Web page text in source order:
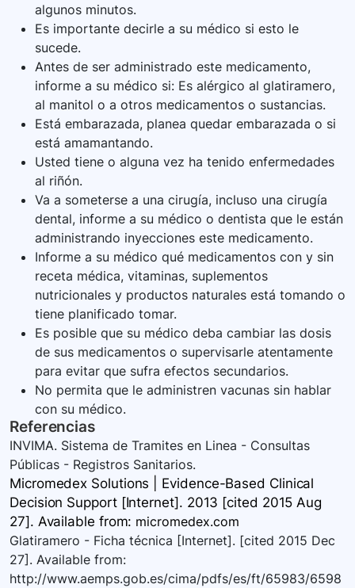
algunos minutos.
Es importante decirle a su médico si esto le
sucede.
Antes de ser administrado este medicamento,
informe a su médico si: Es alérgico al glatiramero,
al manitol o a otros medicamentos o sustancias.
Está embarazada, planea quedar embarazada o si
está amamantando.
Usted tiene o alguna vez ha tenido enfermedades
al riñón.
Va a someterse a una cirugía, incluso una cirugía
dental, informe a su médico o dentista que le están
administrando inyecciones este medicamento.
Informe a su médico qué medicamentos con y sin
receta médica, vitaminas, suplementos
nutricionales y productos naturales está tomando o
tiene planificado tomar.
Es posible que su médico deba cambiar las dosis
de sus medicamentos o supervisarle atentamente
para evitar que sufra efectos secundarios.
No permita que le administren vacunas sin hablar
con su médico.
Referencias
INVIMA. Sistema de Tramites en Linea - Consultas
Públicas - Registros Sanitarios.
Micromedex Solutions | Evidence-Based Clinical
Decision Support [Internet]. 2013 [cited 2015 Aug
27]. Available from: micromedex.com
Glatiramero - Ficha técnica [Internet]. [cited 2015 Dec
27]. Available from:
http://www.aemps.gob.es/cima/pdfs/es/ft/65983/6598